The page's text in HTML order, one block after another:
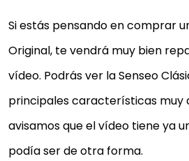
Si estás pensando en comprar
Original, te vendrá muy bien
vídeo. Podrás ver la Senseo
principales características muy
avisamos que el vídeo tiene ya
podía ser de otra forma.